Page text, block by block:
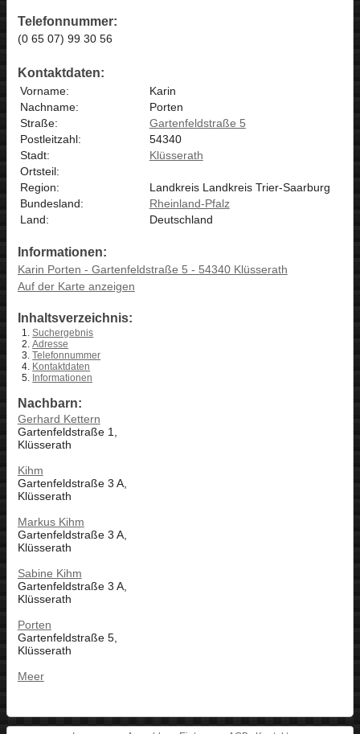
Telefonnummer:
(0 65 07) 99 30 56
Kontaktdaten:
Vorname:
Karin
Nachname:
Porten
Straße:
Gartenfeldstraße 5
Postleitzahl:
54340
Stadt:
Klüsserath
Ortsteil:
Region:
Landkreis Landkreis Trier-Saarburg
Bundesland:
Rheinland-Pfalz
Land:
Deutschland
Informationen:
Karin Porten - Gartenfeldstraße 5 - 54340 Klüsserath
Auf der Karte anzeigen
Inhaltsverzeichnis:
Suchergebnis
Adresse
Telefonnummer
Kontaktdaten
Informationen
Nachbarn:
Gerhard Kettern
Gartenfeldstraße 1,
Klüsserath
Kihm
Gartenfeldstraße 3 A,
Klüsserath
Markus Kihm
Gartenfeldstraße 3 A,
Klüsserath
Sabine Kihm
Gartenfeldstraße 3 A,
Klüsserath
Porten
Gartenfeldstraße 5,
Klüsserath
Meer